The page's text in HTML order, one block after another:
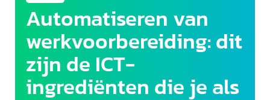
Automatiseren van
werkvoorbereiding: dit
zijn de ICT-
ingrediënten die je als